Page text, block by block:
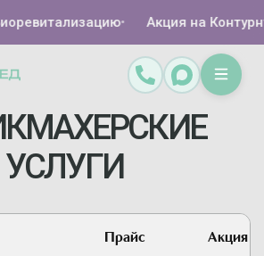
• Акция на Контурную
УСЛУГИ
Прайс Акция